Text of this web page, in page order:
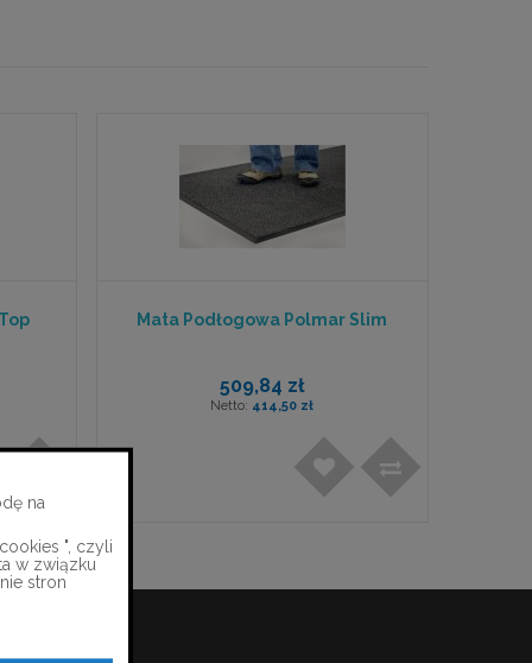
na
", czyli
w związku
stron
Mata Podłogowa Polmar Slim
509,84 zł
414,50 zł